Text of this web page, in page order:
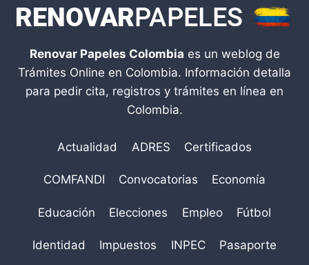
Renovar Papeles Colombia es un weblog de
Trámites Online en Colombia. Información detalla
para pedir cita, registros y trámites en línea en
Colombia.
Actualidad ADRES Certificados
COMFANDI Convocatorias Economía
Educación Elecciones Empleo Fútbol
Identidad Impuestos INPEC Pasaporte